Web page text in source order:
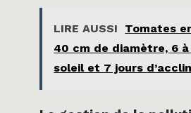
LIRE AUSSI
Tomates
40 cm de diamètre, 6
soleil et 7 jours